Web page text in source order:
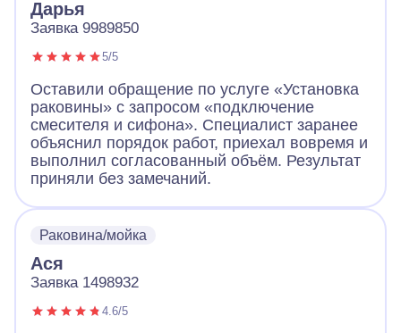
Дарья
Заявка 9989850
5/5
Оставили обращение по услуге «Установка
раковины» с запросом «подключение
смесителя и сифона». Специалист заранее
объяснил порядок работ, приехал вовремя и
выполнил согласованный объём. Результат
приняли без замечаний.
Раковина/мойка
Ася
Заявка 1498932
4.6/5